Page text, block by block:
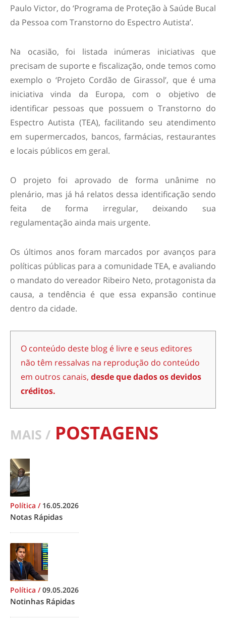
Paulo Victor, do ‘Programa de Proteção à Saúde Bucal
da Pessoa com Transtorno do Espectro Autista’.
Na ocasião, foi listada inúmeras iniciativas que
precisam de suporte e fiscalização, onde temos como
exemplo o ‘Projeto Cordão de Girassol’, que é uma
iniciativa vinda da Europa, com o objetivo de
identificar pessoas que possuem o Transtorno do
Espectro Autista (TEA), facilitando seu atendimento
em supermercados, bancos, farmácias, restaurantes
e locais públicos em geral.
O projeto foi aprovado de forma unânime no
plenário, mas já há relatos dessa identificação sendo
feita de forma irregular, deixando sua
regulamentação ainda mais urgente.
Os últimos anos foram marcados por avanços para
políticas públicas para a comunidade TEA, e avaliando
o mandato do vereador Ribeiro Neto, protagonista da
causa, a tendência é que essa expansão continue
dentro da cidade.
O conteúdo deste blog é livre e seus editores
não têm ressalvas na reprodução do conteúdo
em outros canais, desde que dados os devidos
créditos.
MAIS / POSTAGENS
Política / 16.05.2026
Notas Rápidas
Política /09.05.2026
Notinhas Rápidas